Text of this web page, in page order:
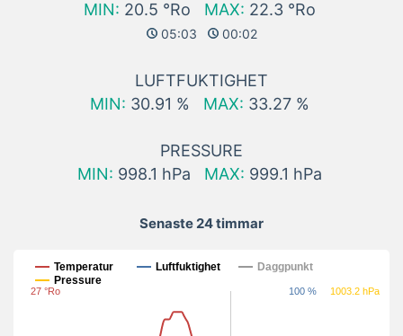
MIN: 20.5 °Ro MAX: 22.3 °Ro
05:03 00:02
LUFTFUKTIGHET
MIN: 30.91 % MAX: 33.27 %
PRESSURE
MIN: 998.1 hPa MAX: 999.1 hPa
Senaste 24 timmar
Senaste 24 timmar
Temperatur Luftfuktighet
Daggpunkt
Pressure
27 °Ro 100 % 1003.2 hPa